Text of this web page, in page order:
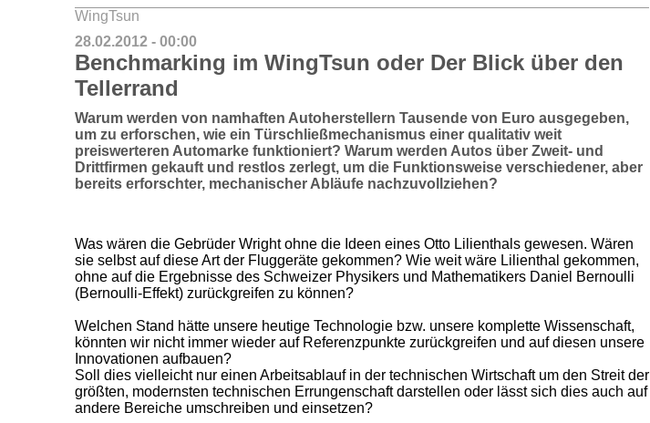
WingTsun
28.02.2012 - 00:00
Benchmarking im WingTsun oder Der Blick über den
Tellerrand
Warum werden von namhaften Autoherstellern Tausende von Euro ausgegeben,
um zu erforschen, wie ein Türschließmechanismus einer qualitativ weit
preiswerteren Automarke funktioniert? Warum werden Autos über Zweit- und
Drittfirmen gekauft und restlos zerlegt, um die Funktionsweise verschiedener, aber
bereits erforschter, mechanischer Abläufe nachzuvollziehen?
Was wären die Gebrüder Wright ohne die Ideen eines Otto Lilienthals gewesen. Wären
sie selbst auf diese Art der Fluggeräte gekommen? Wie weit wäre Lilienthal gekommen,
ohne auf die Ergebnisse des Schweizer Physikers und Mathematikers Daniel Bernoulli
(Bernoulli-Effekt) zurückgreifen zu können?
Welchen Stand hätte unsere heutige Technologie bzw. unsere komplette Wissenschaft,
könnten wir nicht immer wieder auf Referenzpunkte zurückgreifen und auf diesen unsere
Innovationen aufbauen?
Soll dies vielleicht nur einen Arbeitsablauf in der technischen Wirtschaft um den Streit der
größten, modernsten technischen Errungenschaft darstellen oder lässt sich dies auch auf
andere Bereiche umschreiben und einsetzen?